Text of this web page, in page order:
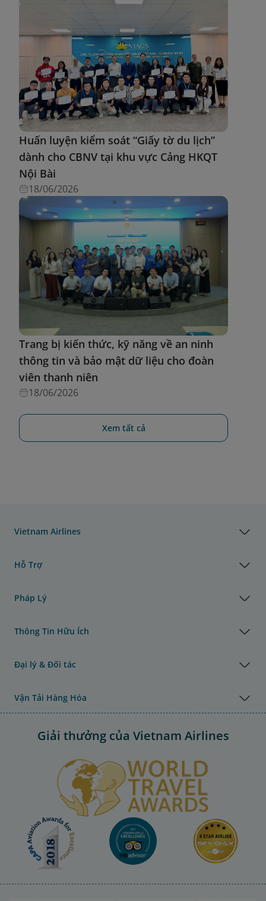
Huấn luyện kiểm soát “Giấy tờ du lịch”
dành cho CBNV tại khu vực Cảng HKQT
Nội Bài
18/06/2026
Trang bị kiến thức, kỹ năng về an ninh
thông tin và bảo mật dữ liệu cho đoàn
viên thanh niên
18/06/2026
Xem tất cả
Vietnam Airlines
Hỗ Trợ
Pháp Lý
Thông Tin Hữu Ích
Đại lý & Đối tác
Vận Tải Hàng Hóa
Giải thưởng của Vietnam Airlines